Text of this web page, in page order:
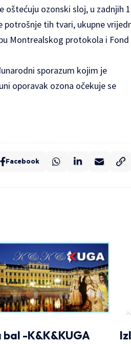
ozonski sloj, u zadnjih
potrošnje tih tvari, ukupne
Montrealskog protokola i Fond
sporazum kojim je
oporavak ozona očekuje se
Facebook
bal -K&K&KUGA